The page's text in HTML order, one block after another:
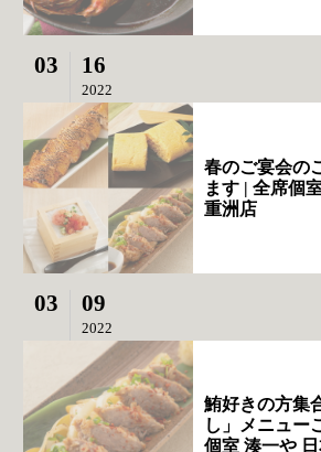
03 16
2022
春のご宴会の
ます | 全席個
重洲店
03 09
2022
鮪好きの方集
し」メニュー
個室 湊一や